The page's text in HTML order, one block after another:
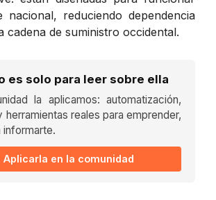
nacional, reduciendo dependencia
cadena de suministro occidental.
es solo para leer sobre ella
la aplicamos: automatización,
herramientas reales para emprender,
informarte.
Aplicarla en la comunidad